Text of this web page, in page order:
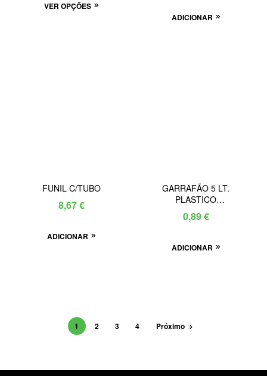
VER OPÇÕES
ADICIONAR
FUNIL C/TUBO
8,67€
ADICIONAR
GARRAFÃO 5 LT.
PLASTICO
TRANSPARENTE
0,89€
ADICIONAR
1 2 3 4 Próximo